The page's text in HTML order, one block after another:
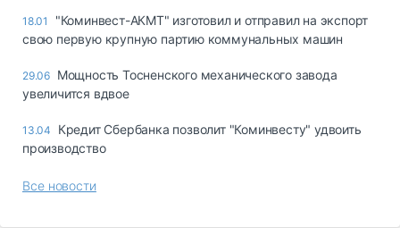
страхование
Склады и
Коммерческий
18.01
"Коминвест-АКМТ" изготовил и отправил на экспорт
свою первую крупную партию коммунальных машин
29.06 Мощность Тосненского механического завода
увеличится вдвое
13.04
Кредит Сбербанка позволит "Коминвесту" удвоить
производство
Все новости